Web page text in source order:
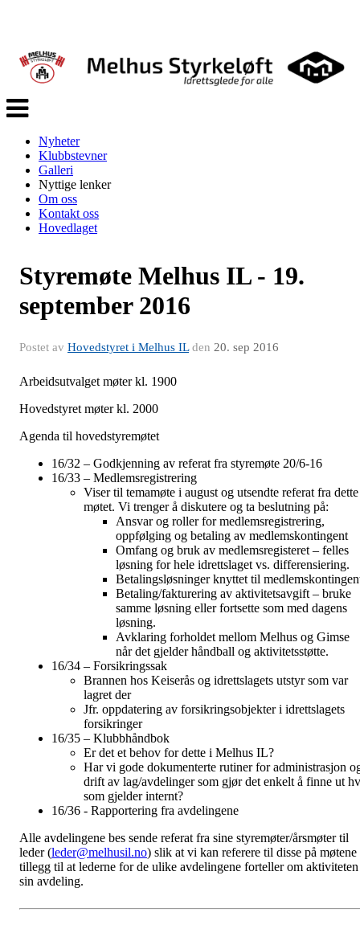
Veksle
navigasjon
Nyheter
Klubbstevner
Galleri
Nyttige lenker
Om oss
Kontakt oss
Hovedlaget
Styremøte Melhus IL - 19.
september 2016
Postet av Hovedstyret i Melhus ILden 20. sep 2016
Arbeidsutvalget møter kl. 1900
Hovedstyret møter kl. 2000
Agenda til hovedstyremøtet
16/32 – Godkjenning av referat fra styremøte 20/6-16
16/33 – Medlemsregistrering
Viser til temamøte i august og utsendte referat fra dette
møtet. Vi trenger å diskutere og ta beslutning på:
Ansvar og roller for medlemsregistrering,
oppfølging og betaling av medlemskontingent
Omfang og bruk av medlemsregisteret – felles
løsning for hele idrettslaget vs. differensiering.
Betalingsløsninger knyttet til
Betaling/fakturering av aktivitetsavgift – bruke
samme løsning eller fortsette som med dagens
løsning.
Avklaring forholdet mellom Melhus og Gimse
når det gjelder håndball og aktivitetsstøtte.
16/34 – Forsikringssak
Brannen hos Keiserås og idrettslagets utstyr som var
lagret der
Jfr. oppdatering av forsikringsobjekter i idrettslagets
forsikringer
16/35 – Klubbhåndbok
Er det et behov for dette i Melhus IL?
Har vi gode dokumenterte rutiner for administrasjon
drift av lag/avdelinger som gjør det enkelt å finne ut
som gjelder internt?
16/36 - Rapportering fra avdelingene
Alle avdelingene bes sende referat fra sine styremøter/årsmøter til
leder (leder@melhusil.no) slik at vi kan referere til disse på møtene
tillegg til at lederne for de ulike avdelingene forteller om
sin avdeling.